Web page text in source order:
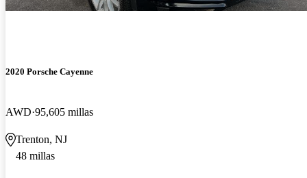
2020 Porsche Cayenne
AWD 95,605 millas
Trenton, NJ
48 millas